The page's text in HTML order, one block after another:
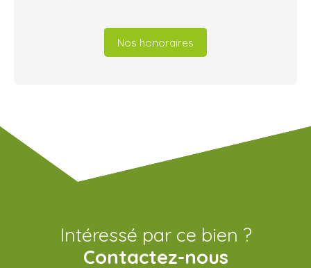
Nos honoraires
Intéressé par ce bien ?
Contactez-nous